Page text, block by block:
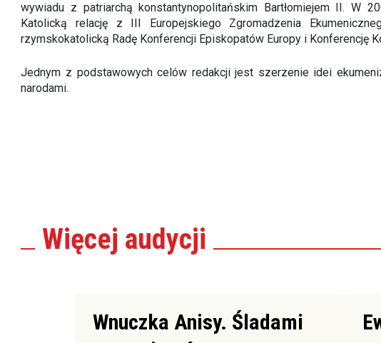
wywiadu z patriarchą konstantynopolitańskim Bartłomiejem II. W
Katolicką relację z III Europejskiego Zgromadzenia
rzymskokatolicką Radę Konferencji Episkopatów Europy i Konferencję
Jednym z podstawowych celów redakcji jest szerzenie idei
narodami.
Więcej audycji
Wnuczka Anisy. Śladami